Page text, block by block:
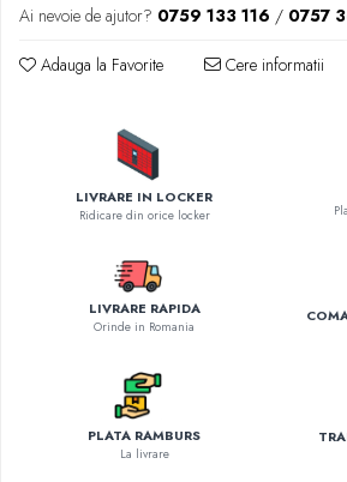
Incarcator masina electrica
Compresoare
Ai nevoie de ajutor? 0759 133 116 / 0757
Adauga la Favorite Cere informatii
LIVRARE IN LOCKER
Ridicare din orice locker
LIVRARE RAPIDA
Orinde in Romania
PLATA RAMBURS
La livrare